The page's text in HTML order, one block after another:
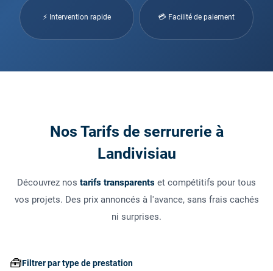
⚡ Intervention rapide 💳 Facilité de paiement
Nos Tarifs de serrurerie à
Landivisiau
Découvrez nos tarifs transparents et compétitifs pour tous
vos projets. Des prix annoncés à l'avance, sans frais cachés
ni surprises.
🧰Filtrer par type de prestation